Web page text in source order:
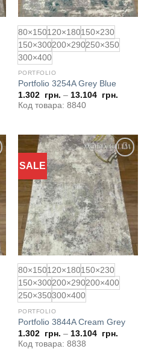
80×150120×180150×230
150×300200×290250×350
300×400
PORTFOLIO
Portfolio 3254A Grey Blue
1.302 грн. – 13.104 грн.
Код товара: 8840
SALE
Додати
до
обраного
80×150120×180150×230
150×300200×290200×400
250×350300×400
PORTFOLIO
Portfolio 3844A Cream Grey
1.302 грн. – 13.104 грн.
Код товара: 8838